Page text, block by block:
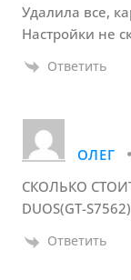
Удалила все,
Настройки не
Ответить
ОЛЕГ
СКОЛЬКО
DUOS(GT-S7562)
Ответить